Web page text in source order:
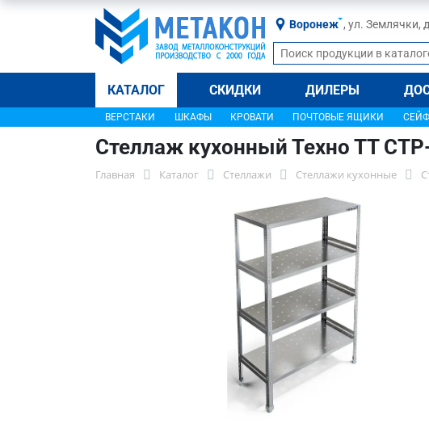
Воронеж , ул. Землячки,
КАТАЛОГ СКИДКИ ДИЛЕРЫ
ВЕРСТАКИ ШКАФЫ КРОВАТИ ПОЧТОВЫЕ ЯЩИКИ
Стеллаж кухонный Техно ТТ
Главная Каталог Стеллажи Стеллажи кухонные